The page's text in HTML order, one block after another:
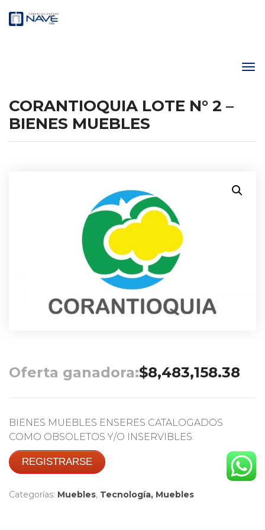
CORANTIOQUIA LOTE N° 2 –
BIENES MUEBLES
Oferta ganadora:$8,483,158.38
BIENES MUEBLES ENSERES CATALOGADOS
COMO OBSOLETOS Y/O INSERVIBLES.
REGISTRARSE
Categorías: Muebles, Tecnología, Muebles